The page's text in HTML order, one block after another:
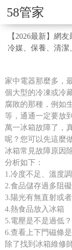
58管家
【2026最新】網
冷媒、保養、清潔
家中電器那麼多，
個大型的冷凍或冷
腐敗的那種，例如
等，通通一定要放
萬一冰箱故障了，
呢？您可以先這麼
冰箱常見故障原因
分析如下：
1.冷度不足、溫度
2.食品儲存過多阻
3.陽光有無直射或
4.熱食品放入冰箱
5.電壓是不是過低？
6.查看上下門磁條
除了找到冰箱維修